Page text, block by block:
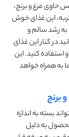
حاوی مرغ و برنج،
این غذای خوش‌
به رشد سالم و
در کنار این غذای
استفاده کنید. این
به همراه خواهد
برنج
بسته به اندازه
به دلیل